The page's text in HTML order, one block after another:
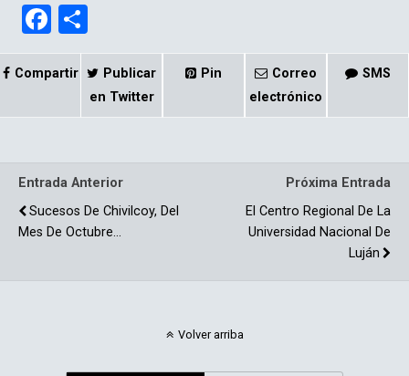
F
a
ce
k
o
m
p
Compartir
Publicar
en Twitter
Pin
Correo
electrónico
SMS
Entrada Anterior
Sucesos De Chivilcoy, Del
Mes De Octubre…
Próxima Entrada
El Centro Regional De La
Universidad Nacional De
Luján
Volver arriba